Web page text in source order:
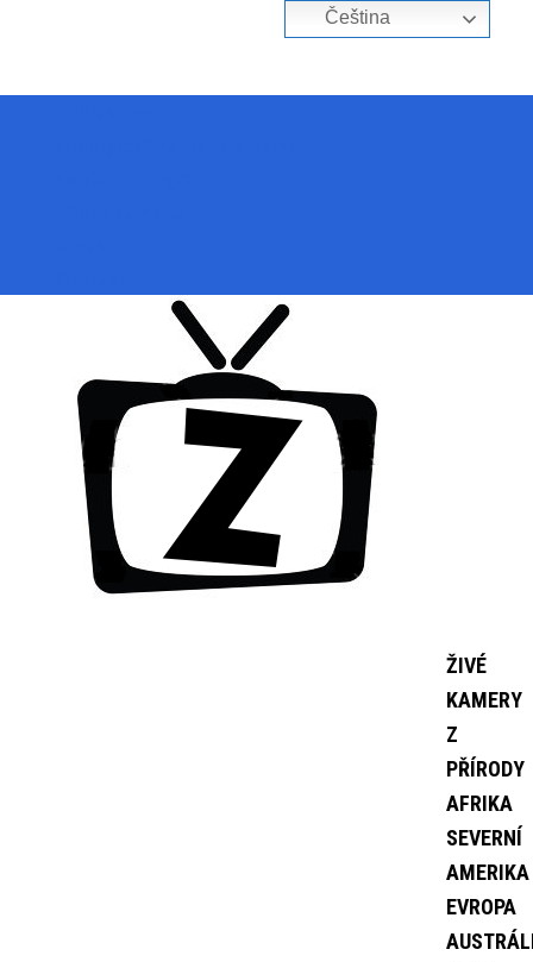
ŽIVÉ
KAMERY
Z
PŘÍRODY
AFRIKA
SEVERNÍ
AMERIKA
EVROPA
Čeština‎